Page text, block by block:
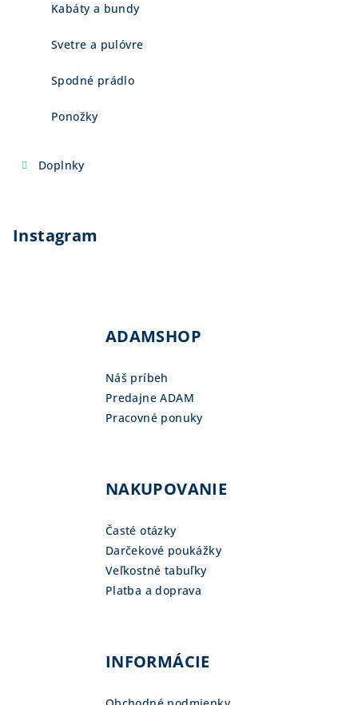
Kabáty a bundy
Svetre a pulóvre
Spodné prádlo
Ponožky
Doplnky
Instagram
ADAMSHOP
Náš príbeh
Predajne ADAM
Pracovné ponuky
NAKUPOVANIE
Časté otázky
Darčekové poukážky
Veľkostné tabuľky
Platba a doprava
INFORMÁCIE